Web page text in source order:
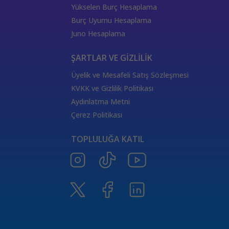
burçların elementleri
değişken
yükselen burçların özellikleri
Satürn Balık burcunda
ThetaHealing seansı
Tarot Destesi
Venüs burcu
Satürn burcu
Aşıklar Tarot Kartı
Güneş Tarot Sağlık Anlamı
Merkür Oğlak burcunda
Ay Tarot Sağlık Anlamı
Değnek Üçlüsü Anlamı
Denge kartı anlamı
Yükselen Burç Hesaplama
Burç Uyumu Hesaplama
Juno Hesaplama
ŞARTLAR VE GİZLİLİK
Üyelik ve Mesafeli Satış Sözleşmesi
KVKK ve Gizlilik Politikası
Aydınlatma Metni
Çerez Politikası
TOPLULUĞA KATIL